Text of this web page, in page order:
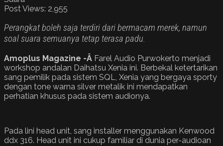
Post Views: 2,955
Perangkat boleh saja terdiri dari bermacam merek, namun
soal suara semuanya tetap terasa padu.
Amoplus Magazine -Â Farel Audio Purwokerto menjadi
workshop andalan Daihatsu Xenia ini. Berbekal ketertarikan
sang pemilik pada sistem SQL, Xenia yang bergaya sporty
dengan tone warna silver metalik ini mendapatkan
perhatian khusus pada sistem audionya.
Pada lini head unit, sang installer menggunakan Kenwood
ddx 316. Head unit ini cukup familiar di dunia per-audioan